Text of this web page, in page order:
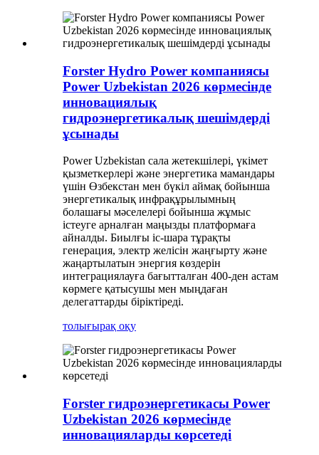
Forster Hydro Power компаниясы
Power Uzbekistan 2026 көрмесінде
инновациялық
гидроэнергетикалық шешімдерді
ұсынады
Power Uzbekistan сала жетекшілері, үкімет
қызметкерлері және энергетика мамандары
үшін Өзбекстан мен бүкіл аймақ бойынша
энергетикалық инфрақұрылымның
болашағы мәселелері бойынша жұмыс
істеуге арналған маңызды платформаға
айналды. Биылғы іс-шара тұрақты
генерация, электр желісін жаңғырту және
жаңартылатын энергия көздерін
интеграциялауға бағытталған 400-ден астам
көрмеге қатысушы мен мыңдаған
делегаттарды біріктіреді.
толығырақ оқу
Forster гидроэнергетикасы Power
Uzbekistan 2026 көрмесінде
инновацияларды көрсетеді